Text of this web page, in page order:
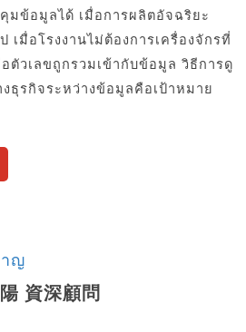
มข้อมูลได้ เมื่อการผลิตอัจฉริยะ
เมื่อโรงงานไม่ต้องการเครื่องจักรที่
ตัวเลขถูกรวมเข้ากับข้อมูล วิธีการดู
ธุรกิจระหว่างข้อมูลคือเป้าหมาย
ญ
資深顧問